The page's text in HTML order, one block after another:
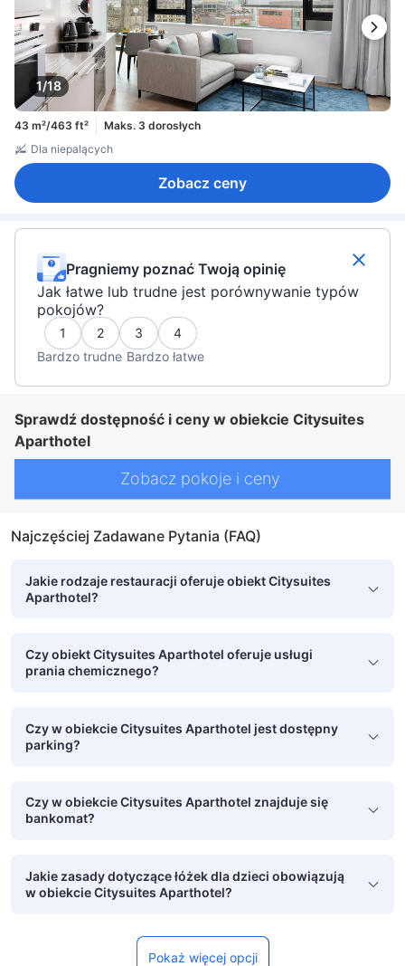
1/18
43 m²/463 ft²
Maks. 3 dorosłych
Dla niepalących
Zobacz ceny
Pragniemy poznać Twoją opinię
Jak łatwe lub trudne jest porównywanie typów
pokojów?
1 2 3
4
Bardzo trudne Bardzo łatwe
Sprawdź dostępność i ceny w obiekcie Citysuites
Aparthotel
Zobacz pokoje i ceny
Najczęściej Zadawane Pytania (FAQ)
Jakie rodzaje restauracji oferuje obiekt Citysuites
Aparthotel?
Czy obiekt Citysuites Aparthotel oferuje usługi
prania chemicznego?
Czy w obiekcie Citysuites Aparthotel jest dostępny
parking?
Czy w obiekcie Citysuites Aparthotel znajduje się
bankomat?
Jakie zasady dotyczące łóżek dla dzieci obowiązują
w obiekcie Citysuites Aparthotel?
Pokaż więcej opcji